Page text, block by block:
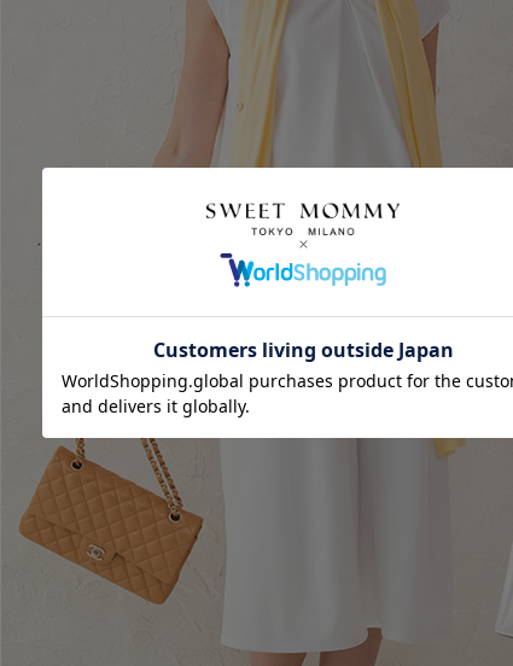
クーポンコードをコピーしました。
クーポンのご利用には会員登録が必要となります。